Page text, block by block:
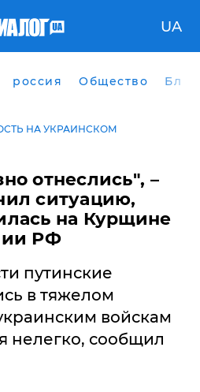
UA
россия Общество
НА УКРАИНСКОМ
отнеслись", –
ситуацию,
на Курщине
РФ
путинские
в тяжелом
войскам
нелегко, сообщил